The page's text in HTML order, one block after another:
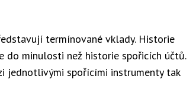
termínované vklady. Historie
do minulosti než historie spořicích účtů.
jednotlivými spořícími instrumenty tak